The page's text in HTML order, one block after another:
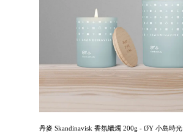
丹麥 Skandinavisk 香氛蠟燭 200g - ØY 小島時光